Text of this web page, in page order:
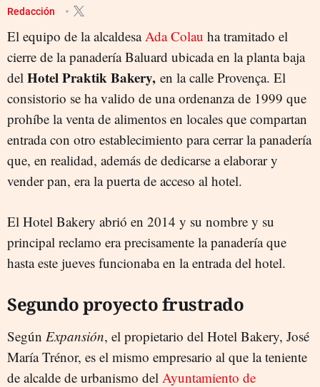
Redacción
El equipo de la alcaldesaAda Colau ha tramitado el
cierre de la panadería Baluard ubicada en la planta baja
del Hotel Praktik Bakery, en la calle Provença. El
consistorio se ha valido de una ordenanza de 1999 que
prohíbe la venta de alimentos en locales que compartan
entrada con otro establecimiento para cerrar la panadería
que, en realidad, además de dedicarse a elaborar y
vender pan, era la puerta de acceso al hotel.
El Hotel Bakery abrió en 2014 y su nombre y su
principal reclamo era precisamente la panadería que
hasta este jueves funcionaba en la entrada del hotel.
Segundo proyecto frustrado
Según Expansión, el propietario del Hotel Bakery, José
María Trénor, es el mismo empresario al que la teniente
de alcalde de urbanismo del Ayuntamiento de